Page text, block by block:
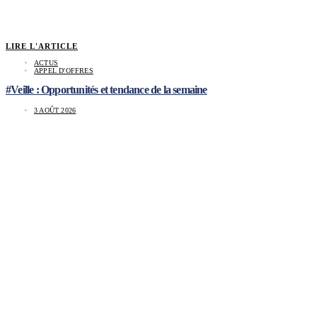
LIRE L'ARTICLE
ACTUS
APPEL D'OFFRES
#Veille : Opportunités et tendance de la semaine
3 AOÛT 2026